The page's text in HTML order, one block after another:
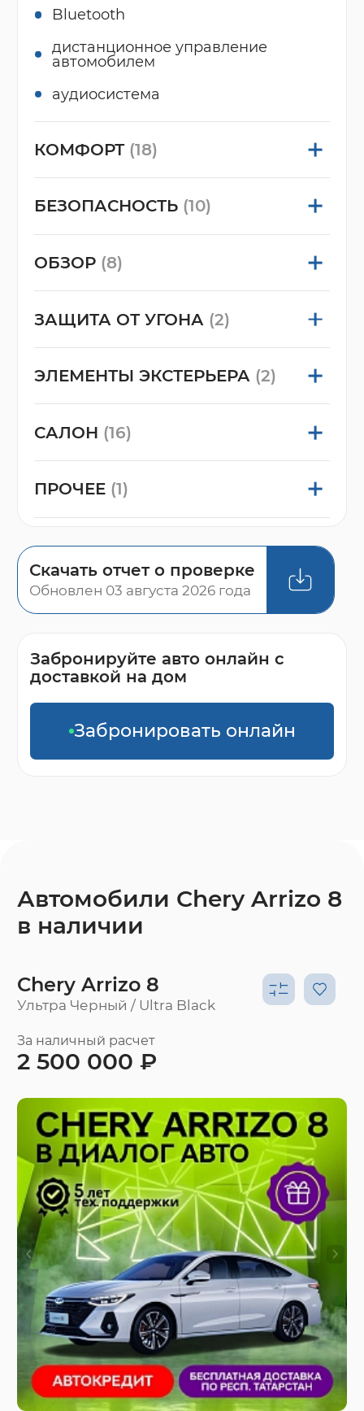
Bluetooth
дистанционное управление
автомобилем
аудиосистема
КОМФОРТ (18)
БЕЗОПАСНОСТЬ (10)
ОБЗОР (8)
ЗАЩИТА ОТ УГОНА (2)
ЭЛЕМЕНТЫ ЭКСТЕРЬЕРА (2)
САЛОН (16)
ПРОЧЕЕ (1)
Скачать отчет о проверке
Обновлен 03 августа 2026 года
Забронируйте авто онлайн с
доставкой на дом
Забронировать онлайн
Автомобили Chery Arrizo 8
в наличии
Chery Arrizo 8
Ультра Черный / Ultra Black
За наличный расчет
2 500 000 ₽